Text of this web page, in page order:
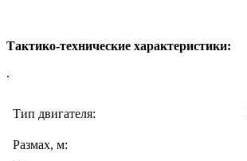
Тактико-технические характеристики:
.
Тип двигателя:
Размах, м: